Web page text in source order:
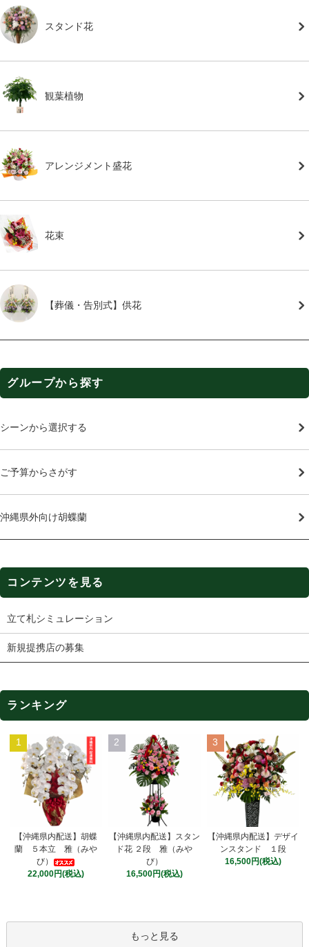
スタンド花
観葉植物
アレンジメント盛花
花束
【葬儀・告別式】供花
グループから探す
シーンから選択する
ご予算からさがす
沖縄県外向け胡蝶蘭
コンテンツを見る
立て札シミュレーション
新規提携店の募集
ランキング
1
【沖縄県内配送】胡蝶
蘭 ５本立 雅（みや
び）
22,000円(税込)
2
【沖縄県内配送】スタン
ド花 ２段 雅（みや
び）
16,500円(税込)
3
【沖縄県内配送】デザイ
ンスタンド １段
16,500円(税込)
もっと見る